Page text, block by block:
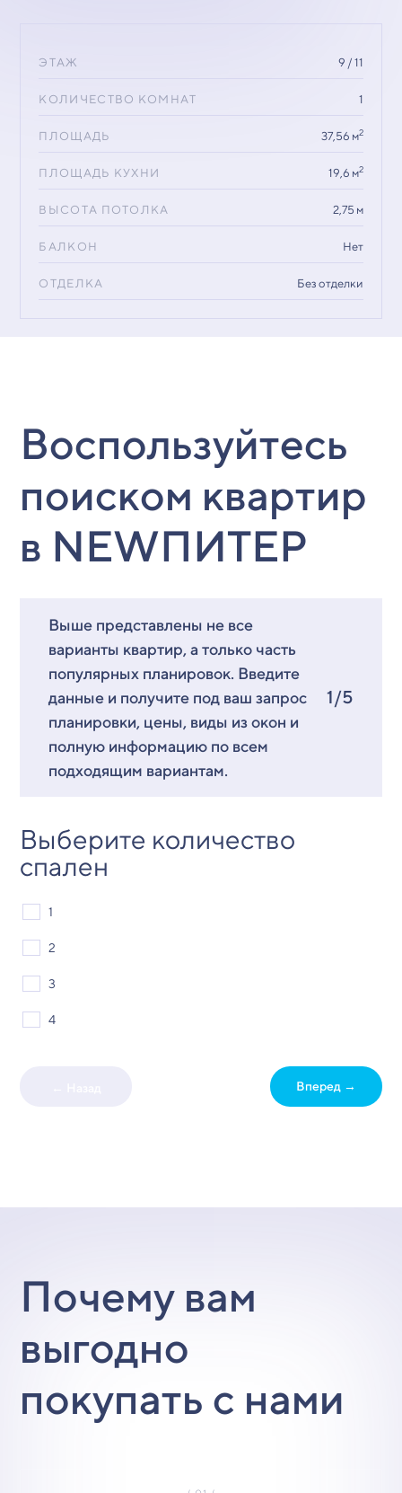
ЭТАЖ 9 / 11
КОЛИЧЕСТВО КОМНАТ 1
ПЛОЩАДЬ 37,56 м2
ПЛОЩАДЬ КУХНИ 19,6 м2
ВЫСОТА ПОТОЛКА 2,75 м
БАЛКОН Нет
ОТДЕЛКА Без отделки
Воспользуйтесь
поиском квартир
в NEWПИТЕР
Выше представлены не все
варианты квартир, а только часть
популярных планировок. Введите
данные и получите под ваш запрос
планировки, цены, виды из окон и
полную информацию по всем
подходящим вариантам.
1/5
Выберите количество
спален
1
2
3
4
Вперед →
Почему вам
выгодно
покупать с нами